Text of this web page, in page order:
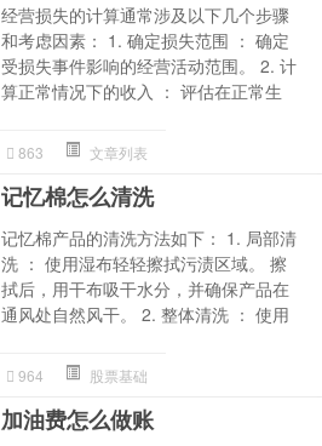
经营损失的计算通常涉及以下几个步骤
和考虑因素： 1. 确定损失范围 ： 确定
受损失事件影响的经营活动范围。 2. 计
算正常情况下的收入 ： 评估在正常生
863 文章列表
记忆棉怎么清洗
记忆棉产品的清洗方法如下： 1. 局部清
洗 ： 使用湿布轻轻擦拭污渍区域。 擦
拭后，用干布吸干水分，并确保产品在
通风处自然风干。 2. 整体清洗 ： 使用
964 股票基础
加油费怎么做账